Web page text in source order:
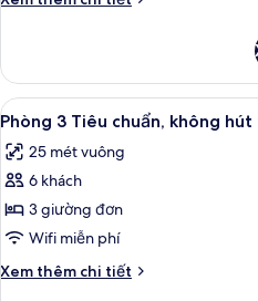
thuốc
Floor)
Phòng
đôi,
không
thuốc
(30th-
Floor)
Xem
tất
cả
ảnh
Phòng
3
Tiêu
chuẩn,
8
Phòng 3 Tiêu chuẩn, không
25 mét vuông
6 khách
3 giường đơn
Wifi miễn phí
Xem thêm chi tiết
Chi